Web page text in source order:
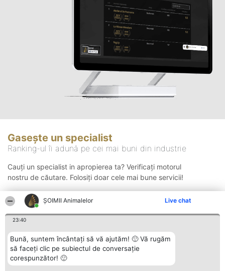
ŞOIMII Animalelor Live chat
23:40
Bună, suntem încântați să vă ajutăm! 🙂 Vă rugăm
să faceți clic pe subiectul de conversație
corespunzător! 🙂
Gasește un specialist
Ranking-ul îi adună pe cei mai buni din industrie
Cauți un specialist in apropierea ta? Verificați motorul
nostru de căutare. Folosiți doar cele mai bune servicii!